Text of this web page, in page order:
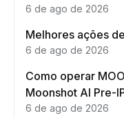
6 de ago de 2026
Melhores ações
6 de ago de 2026
Como operar
Moonshot AI Pre-
6 de ago de 2026